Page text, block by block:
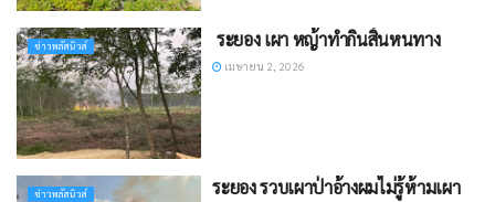
ข่าวพลัสนิวส์ ​ ระยอง เผา หญ้าทำกินสิ้นหนทาง
เมษายน 2, 2026
ข่าวพลัสนิวส์ ระยอง รวบเผาป่าอ้างผมไม่รู้ห้ามเผา